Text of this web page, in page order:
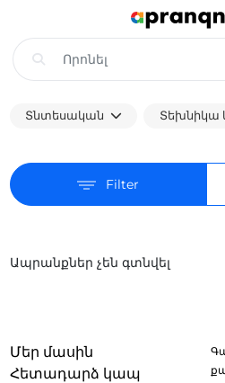
Տնտեսական Տեխնիկա
Filter
Ապրանքներ չեն գտնվել
Մեր մասին
Հետադարձ կապ